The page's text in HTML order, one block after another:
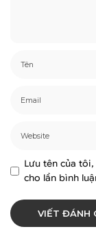
Lưu tên của
cho lần bình